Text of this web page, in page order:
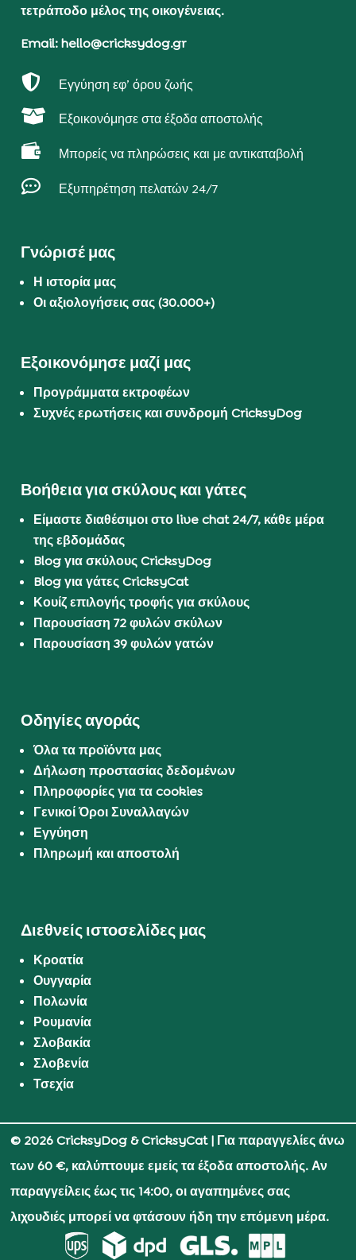
τετράποδο μέλος της οικογένειας.
Email: hello@cricksydog.gr
 Εγγύηση εφ’ όρου ζωής
 Εξοικονόμησε στα έξοδα αποστολής
 Μπορείς να πληρώσεις και με αντικαταβολή
 Εξυπηρέτηση πελατών 24/7
Γνώρισέ μας
Η ιστορία μας
Οι αξιολογήσεις σας (30.000+)
Εξοικονόμησε μαζί μας
Προγράμματα εκτροφέων
Συχνές ερωτήσεις και συνδρομή CricksyDog
Βοήθεια για σκύλους και γάτες
Είμαστε διαθέσιμοι στο live chat 24/7, κάθε μέρα
της εβδομάδας
Blog για σκύλους CricksyDog
Blog για γάτες CricksyCat
Κουίζ επιλογής τροφής για σκύλους
Παρουσίαση 72 φυλών σκύλων
Παρουσίαση 39 φυλών γατών
Οδηγίες αγοράς
Όλα τα προϊόντα μας
Δήλωση προστασίας δεδομένων
Πληροφορίες για τα cookies
Γενικοί Όροι Συναλλαγών
Εγγύηση
Πληρωμή και αποστολή
Διεθνείς ιστοσελίδες μας
Κροατία
Ουγγαρία
Πολωνία
Ρουμανία
Σλοβακία
Σλοβενία
Τσεχία
© 2026 CricksyDog & CricksyCat| Για παραγγελίες άνω
των 60 €, καλύπτουμε εμείς τα έξοδα αποστολής. Αν
παραγγείλεις έως τις 14:00, οι αγαπημένες σας
λιχουδιές μπορεί να φτάσουν ήδη την επόμενη μέρα.